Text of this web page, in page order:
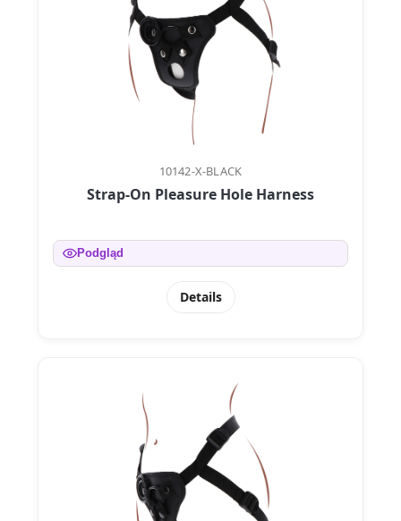
10142-X-BLACK
Strap-On Pleasure Hole Harness
Podgląd
Details